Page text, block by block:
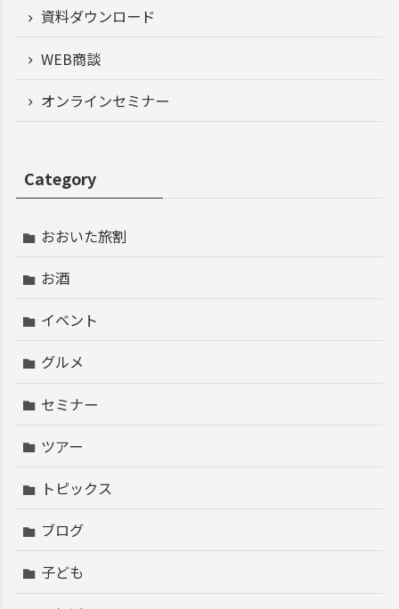
資料ダウンロード
WEB商談
オンラインセミナー
Category
おおいた旅割
お酒
イベント
グルメ
セミナー
ツアー
トピックス
ブログ
子ども